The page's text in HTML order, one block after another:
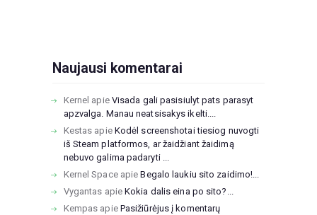
Naujausi komentarai
Kernel apie Visada gali pasisiulyt pats parasyt
apzvalga. Manau neatsisakys ikelti....
Kestas apie Kodėl screenshotai tiesiog nuvogti
iš Steam platformos, ar žaidžiant žaidimą
nebuvo galima padaryti ...
Kernel SpaceapieBegalo laukiu sito zaidimo!...
Vygantas apieKokia dalis eina po sito?...
Kempas apie Pasižiūrėjus į komentarų